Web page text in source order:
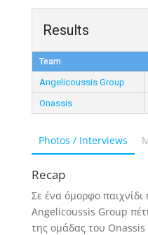
Results
Team
Angelicoussis Group
Onassis
Photos / Interviews
Recap
Σε ένα όμορφο
Angelicoussis Group
της ομάδας του